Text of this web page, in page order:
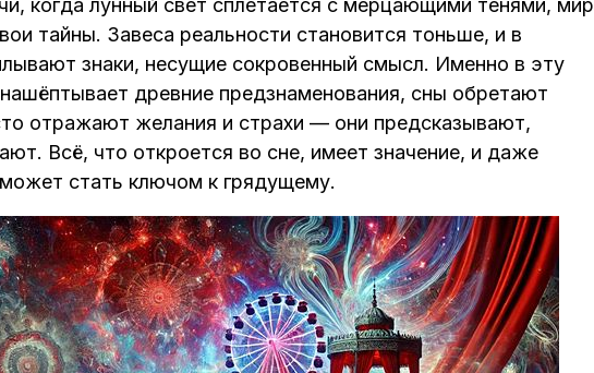
когда лунный свет сплетается с мерцающими тенями, мир
тайны. Завеса реальности становится тоньше, и в
знаки, несущие сокровенный смысл. Именно в эту
древние предзнаменования, сны обретают
отражают желания и страхи — они предсказывают,
Всё, что откроется во сне, имеет значение, и даже
стать ключом к грядущему.